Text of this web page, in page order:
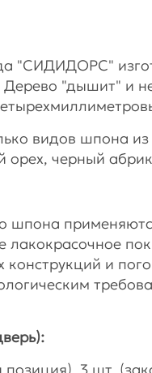
"СИДИДОРС"
"дышит" и
видов шпона
орех, черный
шпона
лакокрасочное
конструкций и